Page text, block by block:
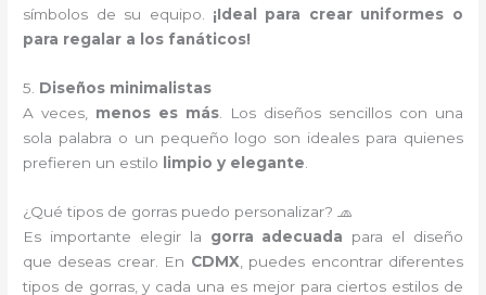
símbolos de su equipo. ¡Ideal para crear uniformes o
para regalar a los fanáticos!
5. Diseños minimalistas
A veces, menos es más. Los diseños sencillos con una
sola palabra o un pequeño logo son ideales para quienes
prefieren un estilo
limpio y elegante.
¿Qué tipos de gorras puedo personalizar? 🧢
Es importante elegir la gorra adecuada para el diseño
que deseas crear. En CDMX , puedes encontrar diferentes
tipos de gorras, y cada una es mejor para ciertos estilos de